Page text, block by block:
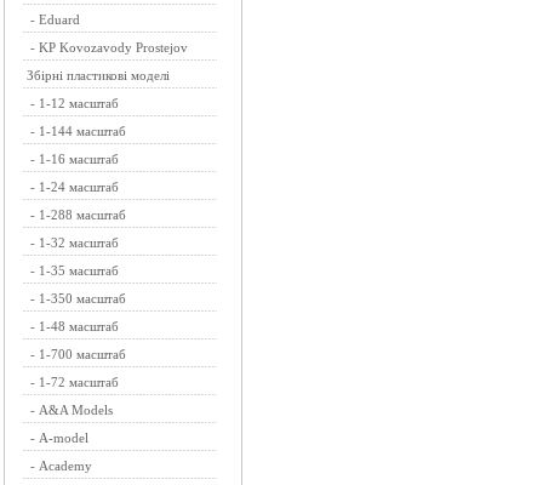
- Eduard
- KP Kovozavody Prostejov
Збірні пластикові моделі
- 1-12 масштаб
- 1-144 масштаб
- 1-16 масштаб
- 1-24 масштаб
- 1-288 масштаб
- 1-32 масштаб
- 1-35 масштаб
- 1-350 масштаб
- 1-48 масштаб
- 1-700 масштаб
- 1-72 масштаб
- A&A Models
- A-model
- Academy